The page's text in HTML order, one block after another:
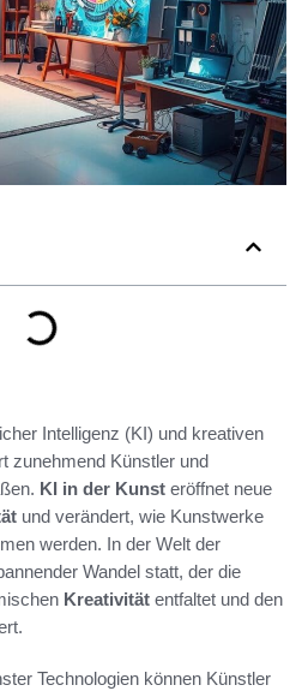
Intelligenz (KI) und kreativen
zunehmend Künstler und
KI in der Kunst eröffnet neue
und verändert, wie Kunstwerke
werden. In der Welt der
Wandel statt, der die
Kreativität entfaltet und den
Technologien können Künstler